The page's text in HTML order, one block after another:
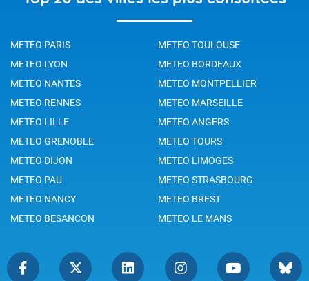
METEO PARIS
METEO TOULOUSE
METEO LYON
METEO BORDEAUX
METEO NANTES
METEO MONTPELLIER
METEO RENNES
METEO MARSEILLE
METEO LILLE
METEO ANGERS
METEO GRENOBLE
METEO TOURS
METEO DIJON
METEO LIMOGES
METEO PAU
METEO STRASBOURG
METEO NANCY
METEO BREST
METEO BESANCON
METEO LE MANS